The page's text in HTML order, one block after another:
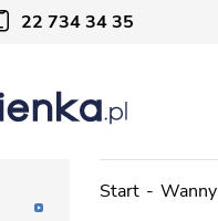
22 734 34 35
Start Wanny